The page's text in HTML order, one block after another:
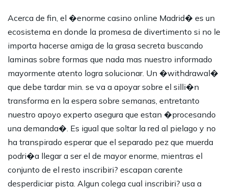
Acerca de fin, el �enorme casino online Madrid� es un
ecosistema en donde la promesa de divertimento si no le
importa hacerse amiga de la grasa secreta buscando
laminas sobre formas que nada mas nuestro informado
mayormente atento logra solucionar. Un �withdrawal�
que debe tardar min. se va a apoyar sobre el silli�n
transforma en la espera sobre semanas, entretanto
nuestro apoyo experto asegura que estan �procesando
una demanda�. Es igual que soltar la red al pielago y no
ha transpirado esperar que el separado pez que muerda
podri�a llegar a ser el de mayor enorme, mientras el
conjunto de el resto inscribiri? escapan carente
desperdiciar pista. Algun colega cual inscribiri? usa a